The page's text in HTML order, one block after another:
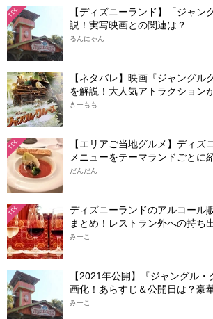
TDL
【ディズニーランド】「ジャン
説！実写映画との関連は？
るんにゃん
【ネタバレ】映画『ジャングル
を解説！大人気アトラクション
きーもも
TDL
【エリアご当地グルメ】ディズ
メニューをテーマランドごとに
だんだん
TDL
ディズニーランドのアルコール
まとめ！レストラン外への持ち
みーこ
【2021年公開】『ジャングル
画化！あらすじ＆公開日は？豪
みーこ